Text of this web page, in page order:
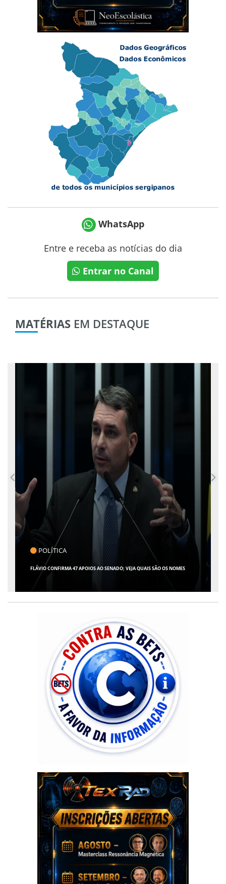
WhatsApp
Entre e receba as notícias do dia
Entrar no Canal
MATÉRIAS EM DESTAQUE
CLICK INDICA
GIRO POR SERGIPE, BRASIL E MUNDO - 07 DE AGOSTO DE 2026